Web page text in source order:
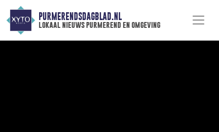
PURMERENDSDAGBLAD.NL
lokaal nieuws purmerend en omgeving